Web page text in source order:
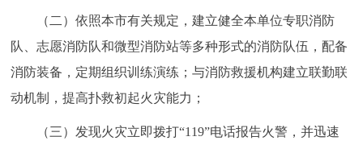
（二）依照本市有关规定，建立健全本单位专职消防
队、志愿消防队和微型消防站等多种形式的消防队伍，配备
消防装备，定期组织训练演练；与消防救援机构建立联勤联
动机制，提高扑救初起火灾能力；
（三）发现火灾立即拨打“119”电话报告火警，并迅速